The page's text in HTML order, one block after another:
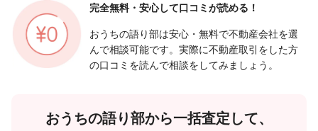
完全無料・安心して口コミが読める！
おうちの語り部は安心・無料で不動産会社を選
んで相談可能です。実際に不動産取引をした方
の口コミを読んで相談をしてみましょう。
おうちの語り部から一括査定して、